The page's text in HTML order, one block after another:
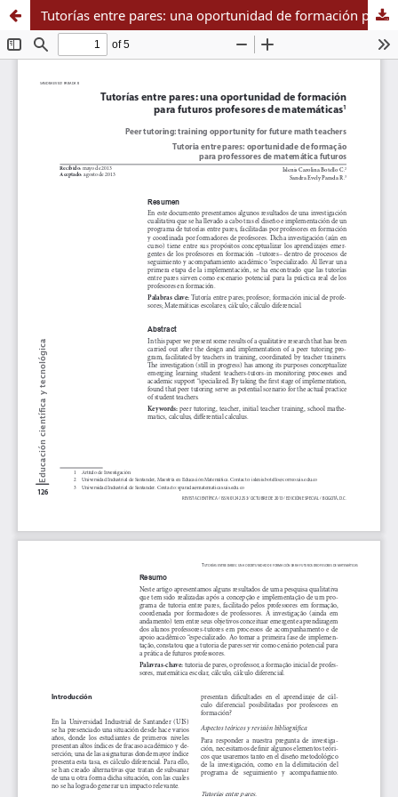
Tutorías entre pares: una oportunidad de formación para futuros profesores de matemáticas.